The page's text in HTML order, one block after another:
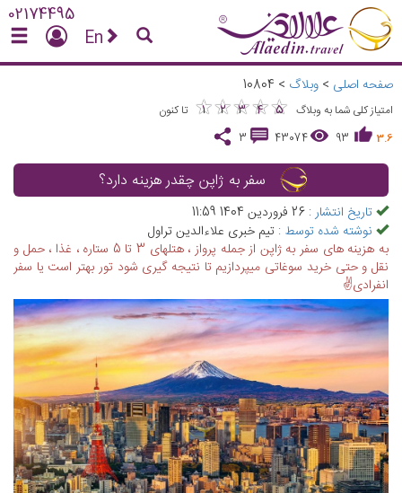
02174495
En
صفحه اصلی > وبلاگ >
10804
امتیاز کلی شما به وبلاگ ★
1 ★
2 ★
3 ★
4 ★
5
★★★★★
تا کنون
3.6
93
43074
3
سفر به ژاپن چقدر هزینه دارد؟
تاریخ انتشار : 26 فروردین 1404 11:59
نوشته شده توسط : تیم خبری علاءالدین تراول
به هزینه های سفر به ژاپن از جمله پرواز ، هتلهای 3 تا 5 ستاره ، غذا ، حمل و
نقل و حتی خرید سوغاتی میپردازیم تا نتیجه گیری شود تور بهتر است یا سفر
انفرادی✌️